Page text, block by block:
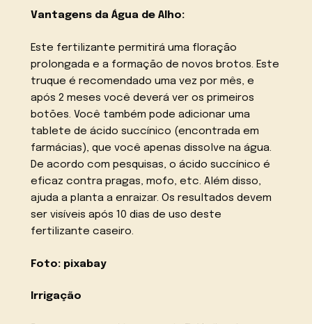
Vantagens da Água de Alho:
Este fertilizante permitirá uma floração
prolongada e a formação de novos brotos. Este
truque é recomendado uma vez por mês, e
após 2 meses você deverá ver os primeiros
botões. Você também pode adicionar uma
tablete de ácido succínico (encontrada em
farmácias), que você apenas dissolve na água.
De acordo com pesquisas, o ácido succínico é
eficaz contra pragas, mofo, etc. Além disso,
ajuda a planta a enraizar. Os resultados devem
ser visíveis após 10 dias de uso deste
fertilizante caseiro.
Foto: pixabay
Irrigação